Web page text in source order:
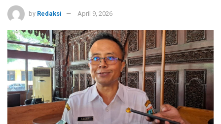
by Redaksi April 9, 2026